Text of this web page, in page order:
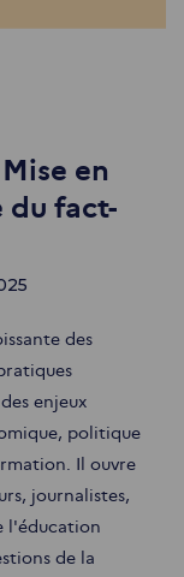
en
du fact-
des
enjeux
politique
Il ouvre
journalistes,
l'éducation
de la